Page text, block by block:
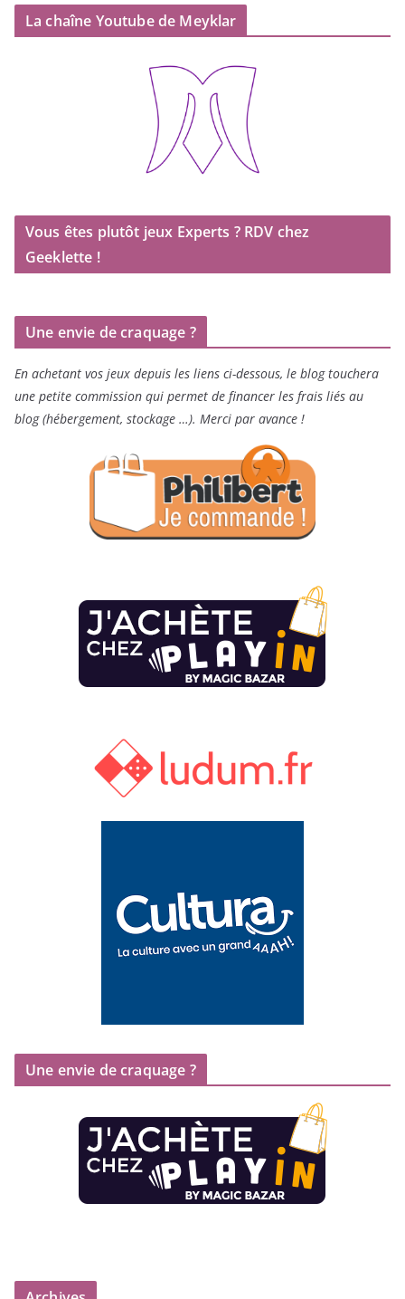
La chaîne Youtube de Meyklar
Vous êtes plutôt jeux Experts ? RDV chez
Geeklette !
Une envie de craquage ?
En achetant vos jeux depuis les liens ci-dessous, le blog touchera
une petite commission qui permet de financer les frais liés au
blog (hébergement, stockage …). Merci par avance !
Une envie de craquage ?